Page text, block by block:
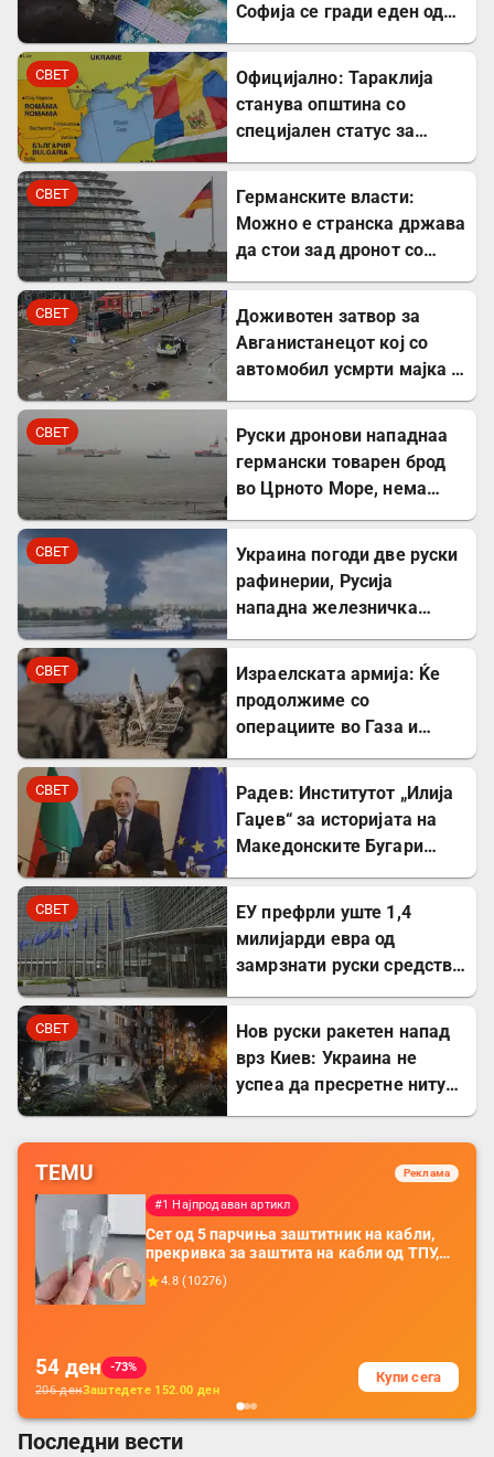
Софија се гради еден од
СВЕТ
Официјално: Тараклија
станува општина со
специјален статус за
СВЕТ
Германските власти:
Можно е странска држава
да стои зад дронот со
СВЕТ
Доживотен затвор за
Авганистанецот кој со
автомобил усмрти мајка и
СВЕТ
Руски дронови нападнаа
германски товарен брод
во Црното Море, нема
СВЕТ
Украина погоди две руски
рафинерии, Русија
нападна железничка
СВЕТ
Израелската армија: Ќе
продолжиме со
операциите во Газа и
СВЕТ
Радев: Институтот „Илија
Гаџев“ за историјата на
Македонските Бугари
СВЕТ
ЕУ префрли уште 1,4
милијарди евра од
замрзнати руски средства
СВЕТ
Нов руски ракетен напад
врз Киев: Украина не
успеа да пресретне ниту
TEMU Реклама
#1 Најпродаван артикл
Сет од 5 парчиња заштитник на кабли,
прекривка за заштита на кабли од ТПУ,
додатоци за заштита на кабли, без
батерија, за мобилни телефони, комплет
4.8 ( 10276)
54 ден
-73%
206денЗаштедете 152.00 ден
Купи сега
Последни вести